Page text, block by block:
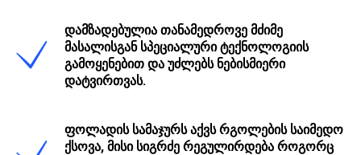
დამზადებულია თანამედროვე მძიმე
მასალისგან სპეციალური ტექნოლოგიის
გამოყენებით და უძლებს ნებისმიერი
დატვირთვას.
ფოლადის სამაჯურს აქვს რგოლების საიმედო
ქსოვა, მისი სიგრძე რეგულირდება როგორც